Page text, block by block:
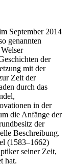
September 2014
genannten
der
mit der
Zeit der
durch das
in der
die Anfänge der
der
Beschreibung.
(1583–1662)
seiner Zeit,
hat.